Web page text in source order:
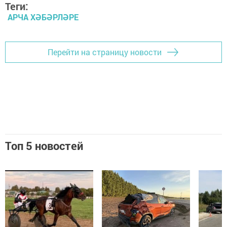
Теги:
АРЧА ХӘБӘРЛӘРЕ
Перейти на страницу новости
Топ 5 новостей